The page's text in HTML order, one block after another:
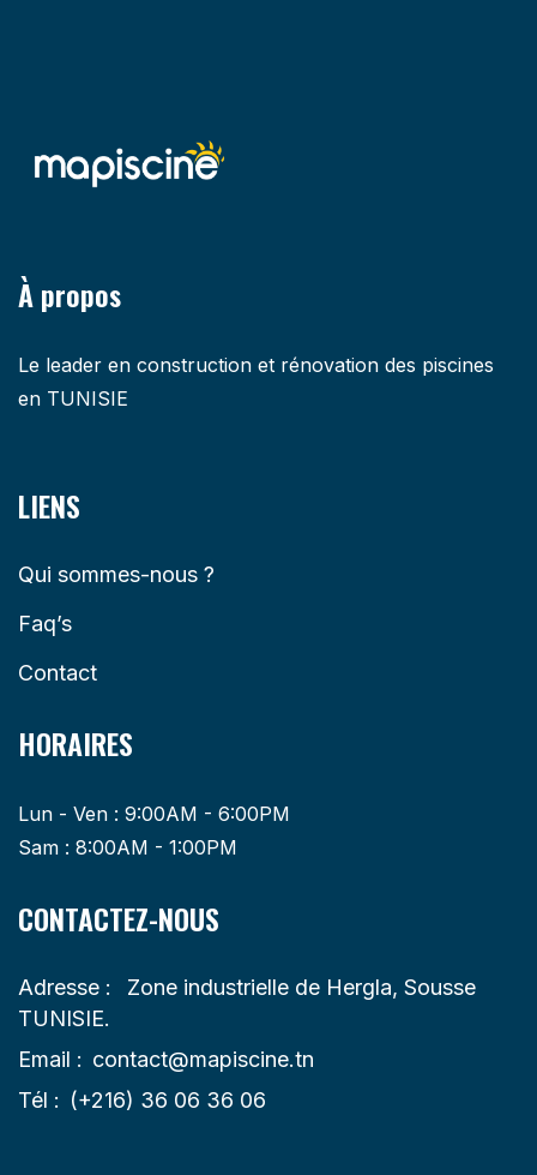
À propos
Le leader en construction et rénovation des piscines
en TUNISIE
LIENS
Qui sommes-nous ?
Faq’s
Contact
HORAIRES
Lun - Ven : 9:00AM - 6:00PM
Sam : 8:00AM - 1:00PM
CONTACTEZ-NOUS
Adresse :
Zone industrielle de Hergla, Sousse
TUNISIE.
Email : contact@mapiscine.tn
Tél : (+216) 36 06 36 06